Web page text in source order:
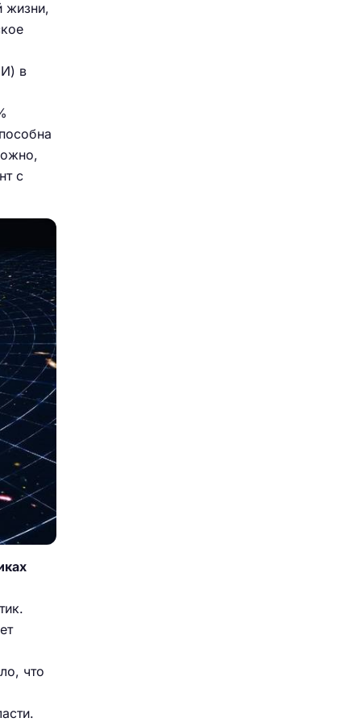
жизни,
в
с
что